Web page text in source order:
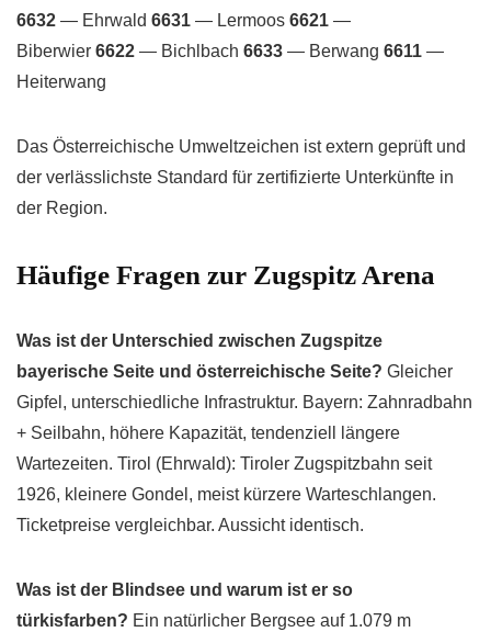
6632 — Ehrwald 6631 — Lermoos 6621 —
Biberwier 6622 — Bichlbach 6633 — Berwang 6611 —
Heiterwang
Das Österreichische Umweltzeichen ist extern geprüft und
der verlässlichste Standard für zertifizierte Unterkünfte in
der Region.
Häufige Fragen zur Zugspitz Arena
Was ist der Unterschied zwischen Zugspitze
bayerische Seite und österreichische Seite? Gleicher
Gipfel, unterschiedliche Infrastruktur. Bayern: Zahnradbahn
+ Seilbahn, höhere Kapazität, tendenziell längere
Wartezeiten. Tirol (Ehrwald): Tiroler Zugspitzbahn seit
1926, kleinere Gondel, meist kürzere Warteschlangen.
Ticketpreise vergleichbar. Aussicht identisch.
Was ist der Blindsee und warum ist er so
türkisfarben? Ein natürlicher Bergsee auf 1.079 m